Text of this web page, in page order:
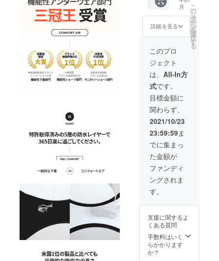
ジュ) ※
ドロー
ズに関
して
のみに
す。
シッ
ク、ハ
イウェ
スト、
ズ) サイ
ズ：5種
類(XS、
S、M、
L、XL)
※ジャス
トサイ
ズがお
すすめ
です。
カ
ラー：2
色(ブ
ラッ
ク、
ベー
ジュ) ※
ドロー
ズに関
ラック
のみに
なりま
す。
合計パ
ンツ10
枚＆使
用説明
書 販売
価格
50,000
円 割引
価格
32,500
円 送
料、税
込 ▷
オプ
ション
ライ
ン：4種
類(ライ
ト、
ベー
シッ
ク、ハ
イウェ
ズ) サイ
類(XS、
S、M、
L、XL)
※ジャス
トサイ
月
詳細を見る
こ
の
リ
タ
ー
ン
を
選
択
す
る
このプロ
ジェクト
は、 All-In方
式です。
目標金額に
関わらず、
2021/10/23
23:59:59ま
でに集まっ
た金額が
ファンディ
ングされま
す。
支援に関するよ
くある質問
手数料はいく
らかかります
か？